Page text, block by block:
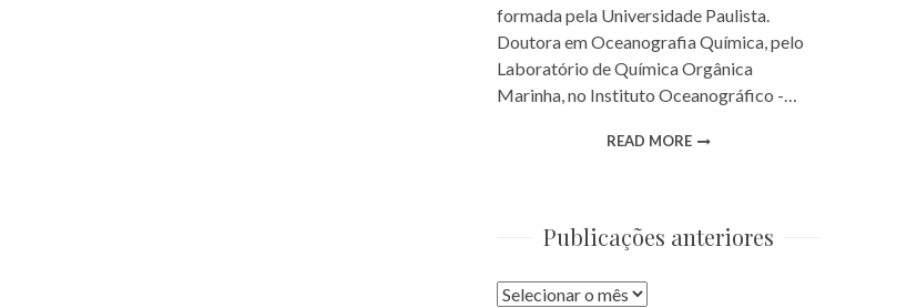
formada pela Universidade Paulista.
Doutora em Oceanografia Química, pelo
Laboratório de Química Orgânica
Marinha, no Instituto Oceanográfico -…
READ MORE
Publicações anteriores
Publicações